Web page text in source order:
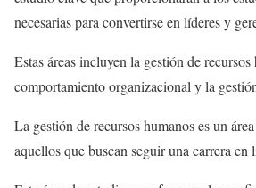
necesarias para convertirse en líderes y
Estas áreas incluyen la gestión de recursos
comportamiento organizacional y la
La gestión de recursos humanos es un
aquellos que buscan seguir una carrera en